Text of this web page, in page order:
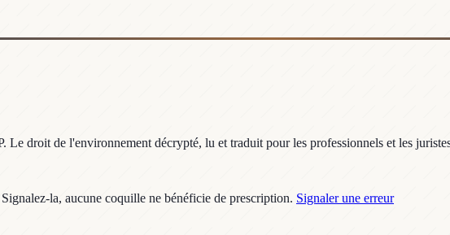
Le droit de l'environnement décrypté, lu et traduit pour les professionnels et les
la, aucune coquille ne bénéficie de prescription. Signaler une erreur